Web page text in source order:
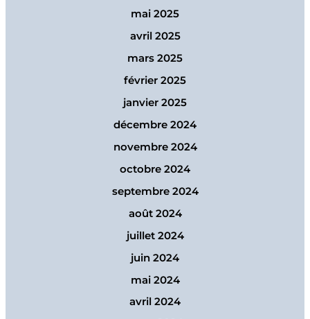
mai 2025
avril 2025
mars 2025
février 2025
janvier 2025
décembre 2024
novembre 2024
octobre 2024
septembre 2024
août 2024
juillet 2024
juin 2024
mai 2024
avril 2024